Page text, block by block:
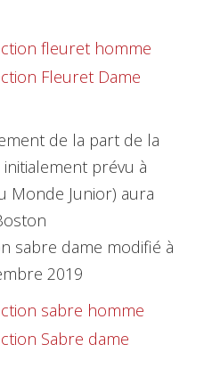
fleuret homme
Fleuret Dame
de la part de la
prévu à
Monde Junior) aura
sabre dame modifié à
2019
sabre homme
Sabre dame